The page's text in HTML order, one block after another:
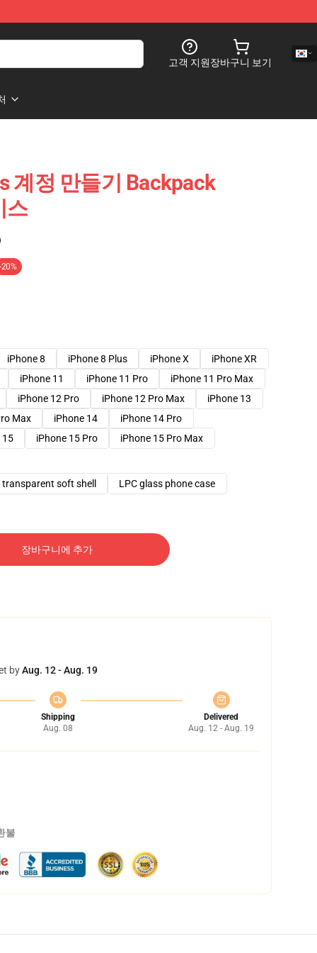
고객 지원장바구니 보기
계정 만들기 Backpack
스
-20%
iPhone 8 iPhone 8 Plus iPhone X
iPhone XR
iPhone 11 iPhone 11 Pro
iPhone 11 Pro Max
iPhone 12 Pro iPhone 12 Pro Max
iPhone 13
Max iPhone 14
iPhone 14 Pro
15 iPhone 15 Pro
iPhone 15 Pro Max
transparent soft shell LPC glass phone case
장바구니에 추가
byAug. 12 - Aug. 19
Shipping
Aug. 08
Delivered
Aug. 12 - Aug. 19
불